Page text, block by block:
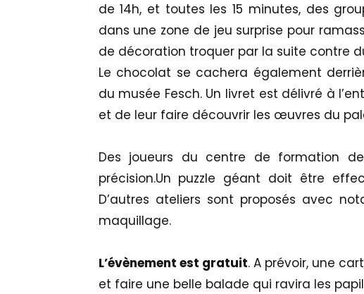
de 14h, et toutes les 15 minutes, des
dans une zone de jeu surprise pour
de décoration troquer par la suite contre
Le chocolat se cachera également
du musée Fesch. Un livret est délivré à
et de leur faire découvrir les œuvres du
Des joueurs du centre de formation
précision.Un puzzle géant doit être
D’autres ateliers sont proposés avec
maquillage.
L’évènement est gratuit. A prévoir, une
et faire une belle balade qui ravira les